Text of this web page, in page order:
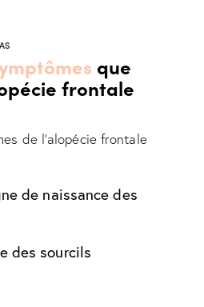
que
frontale
de l'alopécie frontale
de naissance des
des sourcils